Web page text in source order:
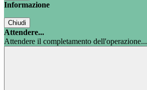
Informazione
Chiudi
Attendere...
Attendere il completamento dell'operazione...